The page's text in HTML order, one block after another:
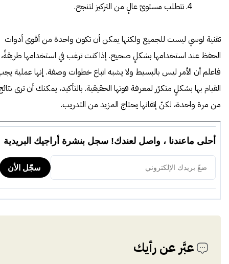
تتطلب مستوىً عالٍ من التركيز لتنجح.
تقنية لوسي ليست للجميع ولكنها يمكن أن تكون واحدة من أقوى أدوات
الحفظ عند استخدامها بشكلٍ صحيح. إذا كنت ترغب في استخدامها طريقةً،
فاعلم أن الأمر ليس بالبسيط ولا يشبه اتباع خطوات وصفة. إنها عملية
القيام بها بشكلٍ متكرّر لمعرفة قوتها الحقيقية. بالتأكيد، يمكنك أن ترى
من مرة واحدة، لكنّ إتقانها يحتاج المزيد من التدريب.
عبَّر عن رأيك